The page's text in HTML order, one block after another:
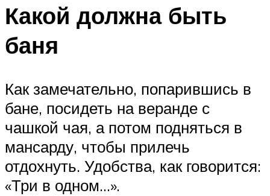
Какой должна быть
баня
Как замечательно, попарившись в
бане, посидеть на веранде с
чашкой чая, а потом подняться в
мансарду, чтобы прилечь
отдохнуть. Удобства, как говорится:
«Три в одном…».